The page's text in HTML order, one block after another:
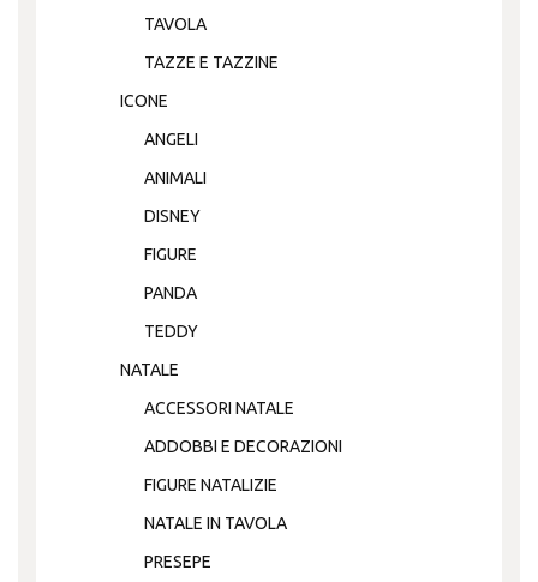
TAVOLA
TAZZE E TAZZINE
ICONE
ANGELI
ANIMALI
DISNEY
FIGURE
PANDA
TEDDY
NATALE
ACCESSORI NATALE
ADDOBBI E DECORAZIONI
FIGURE NATALIZIE
NATALE IN TAVOLA
PRESEPE